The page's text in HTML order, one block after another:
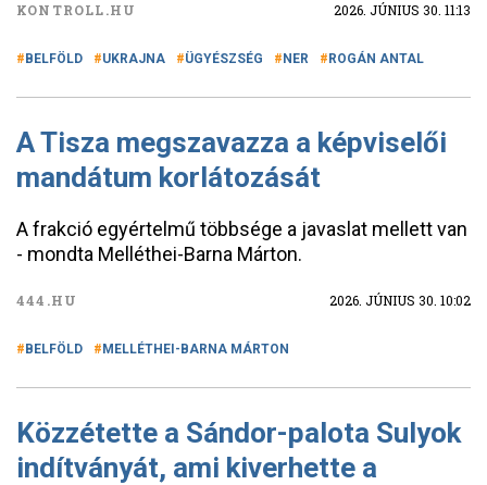
KONTROLL.HU 2026. JÚNIUS 30. 11:13
BELFÖLD UKRAJNA ÜGYÉSZSÉG NER ROGÁN ANTAL
A Tisza megszavazza a képviselői
mandátum korlátozását
A frakció egyértelmű többsége a javaslat mellett van
- mondta Melléthei-Barna Márton.
444.HU 2026. JÚNIUS 30. 10:02
BELFÖLD MELLÉTHEI-BARNA MÁRTON
Közzétette a Sándor-palota Sulyok
indítványát, ami kiverhette a